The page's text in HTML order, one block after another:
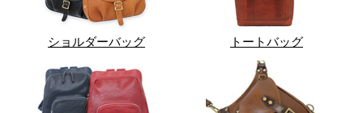
ショルダーバッグ トートバッグ